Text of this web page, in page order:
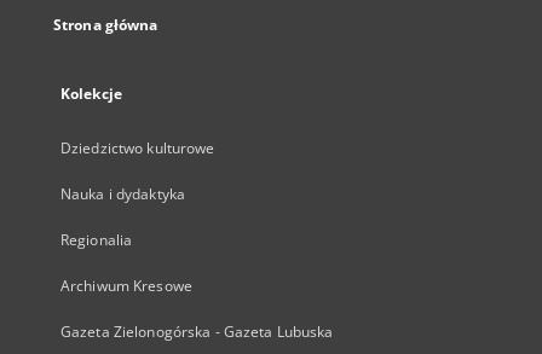
Strona główna
Kolekcje
Dziedzictwo kulturowe
Nauka i dydaktyka
Regionalia
Archiwum Kresowe
Gazeta Zielonogórska - Gazeta Lubuska